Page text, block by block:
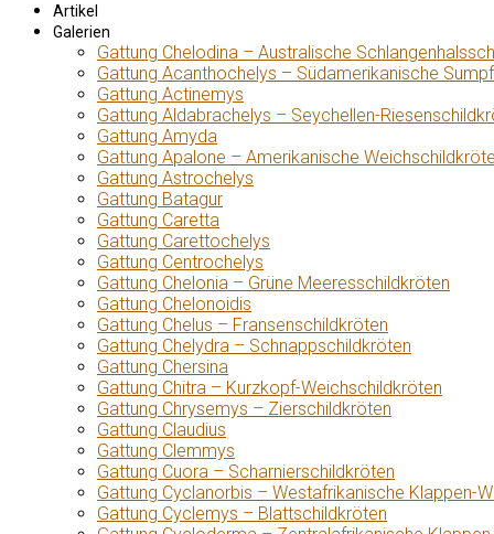
Artikel
Galerien
Gattung Chelodina – Australische
Gattung Acanthochelys – Südamerikanische
Gattung Actinemys
Gattung Aldabrachelys – Seychellen-
Gattung Amyda
Gattung Apalone – Amerikanische
Gattung Astrochelys
Gattung Batagur
Gattung Caretta
Gattung Carettochelys
Gattung Centrochelys
Gattung Chelonia – Grüne Meeresschildkröten
Gattung Chelonoidis
Gattung Chelus – Fransenschildkröten
Gattung Chelydra – Schnappschildkröten
Gattung Chersina
Gattung Chitra – Kurzkopf-Weichschildkröten
Gattung Chrysemys – Zierschildkröten
Gattung Claudius
Gattung Clemmys
Gattung Cuora – Scharnierschildkröten
Gattung Cyclanorbis – Westafrikanische Klappen-
Gattung Cyclemys – Blattschildkröten